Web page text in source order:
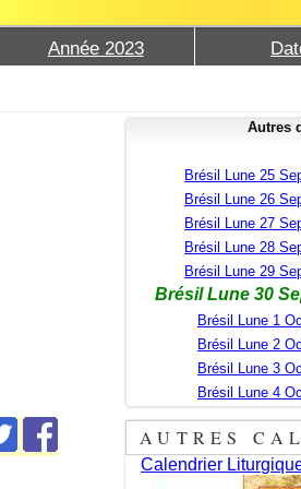
Année 2023
Autres
Brésil Lune 25
Brésil Lune 26
Brésil Lune 27
Brésil Lune 28
Brésil Lune 29
Brésil Lune 30
Brésil Lune 1
Brésil Lune 2
Brésil Lune 3
Brésil Lune 4
AUTRES
Calendrier